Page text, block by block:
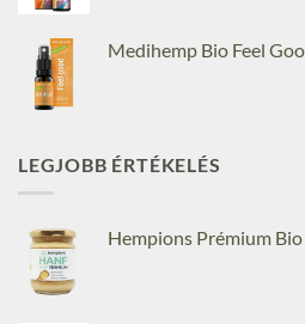
Medihemp Bio Feel
LEGJOBB ÉRTÉKELÉS
Hempions Prémium